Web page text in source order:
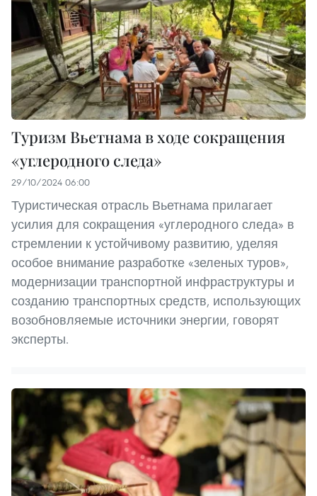
Туризм Вьетнама в ходе сокращения
«углеродного следа»
29/10/2024 06:00
Туристическая отрасль Вьетнама прилагает
усилия для сокращения «углеродного следа» в
стремлении к устойчивому развитию, уделяя
особое внимание разработке «зеленых туров»,
модернизации транспортной инфраструктуры и
созданию транспортных средств, использующих
возобновляемые источники энергии, говорят
эксперты.